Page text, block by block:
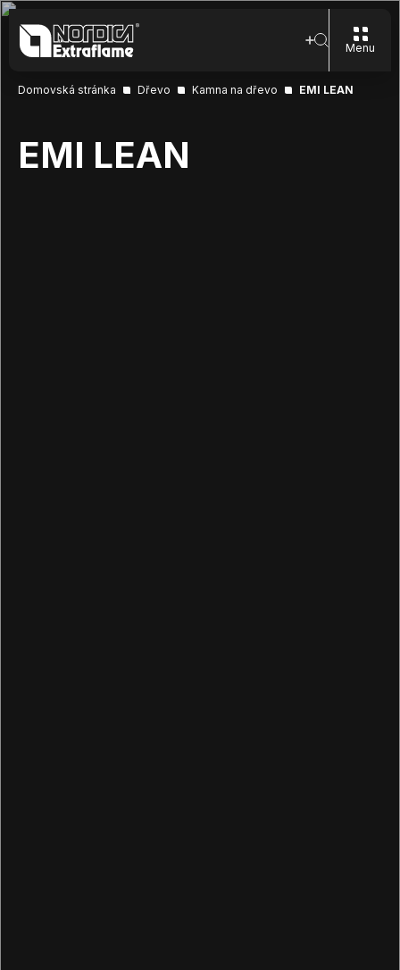
Menu
Domovská stránka Dřevo Kamna na dřevo EMI LEAN
EMI LEAN